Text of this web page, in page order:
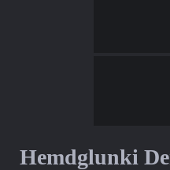
Hemdglunki